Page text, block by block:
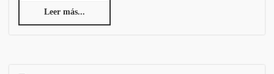
Leer más...